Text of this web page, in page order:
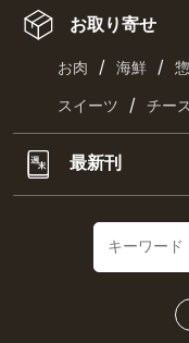
お取り寄せ
お肉 / 海鮮 /
スイーツ / チー
最新刊